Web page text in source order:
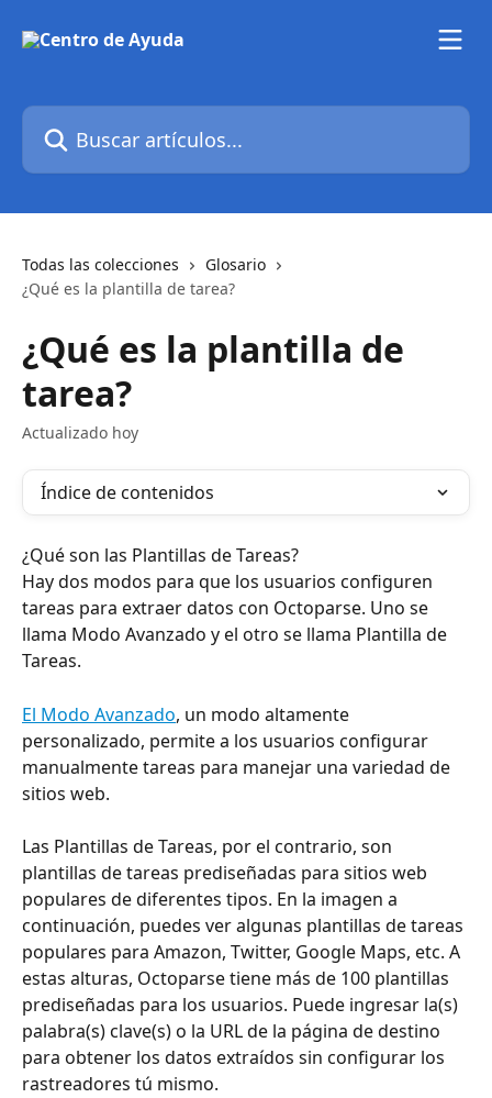
Buscar artículos...
Todas las colecciones
Glosario
¿Qué es la plantilla de tarea?
¿Qué es la plantilla de
tarea?
Actualizado hoy
Índice de contenidos
¿Qué son las Plantillas de Tareas?
Hay dos modos para que los usuarios configuren
tareas para extraer datos con Octoparse. Uno se
llama Modo Avanzado y el otro se llama Plantilla de
Tareas.
El Modo Avanzado, un modo altamente
personalizado, permite a los usuarios configurar
manualmente tareas para manejar una variedad de
sitios web.
Las Plantillas de Tareas, por el contrario, son
plantillas de tareas prediseñadas para sitios web
populares de diferentes tipos. En la imagen a
continuación, puedes ver algunas plantillas de tareas
populares para Amazon, Twitter, Google Maps, etc. A
estas alturas, Octoparse tiene más de 100 plantillas
prediseñadas para los usuarios. Puede ingresar la(s)
palabra(s) clave(s) o la URL de la página de destino
para obtener los datos extraídos sin configurar los
rastreadores tú mismo.